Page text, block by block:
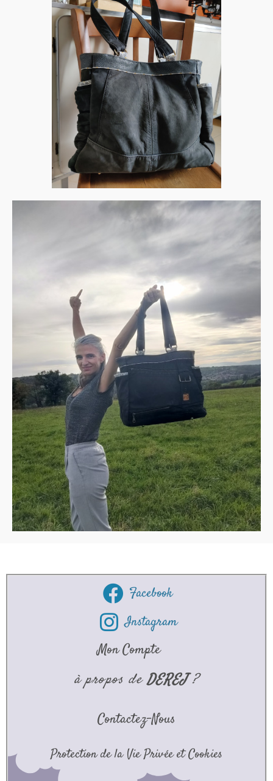
Facebook
Instagram
Mon Compte
à propos deDEREJ?
Contactez-Nous
Protection de la Vie Privée et Cookies